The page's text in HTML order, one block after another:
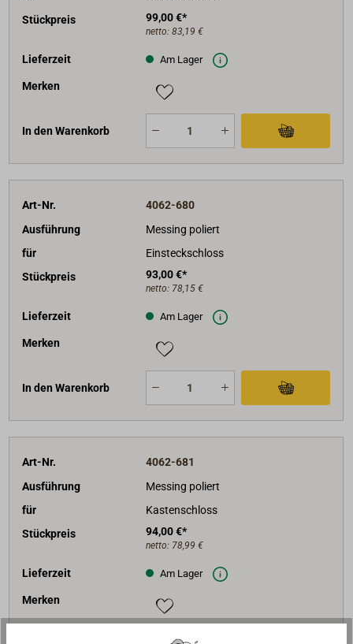
Stückpreis
99,00 €*
netto: 83,19 €
Lieferzeit Am Lager
Merken
In den Warenkorb
Art-Nr.
4062-680
Ausführung
Messing poliert
für
Einsteckschloss
Stückpreis
93,00 €*
netto: 78,15 €
Lieferzeit Am Lager
Merken
In den Warenkorb
Art-Nr.
4062-681
Ausführung
Messing poliert
für
Kastenschloss
Stückpreis
94,00 €*
netto: 78,99 €
Lieferzeit Am Lager
Merken